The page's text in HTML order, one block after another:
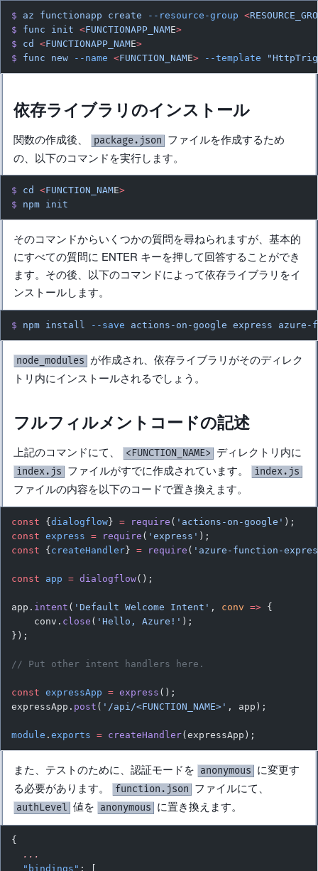
$ az functionapp create --resource-group <
$ func init <FUNCTIONAPP_NAME>
$ cd <FUNCTIONAPP_NAME>
$ func new --name <FUNCTION_NAME> --template
依存ライブラリのインストール
関数の作成後、 package.json
ファイルを作成するため
の、以下のコマンドを実行します。
$ cd <FUNCTION_NAME>
$ npm init
そのコマンドからいくつかの質問を尋ねられますが、基本的
にすべての質問に ENTER キーを押して回答することができ
ます。その後、以下のコマンドによって依存ライブラリをイ
ンストールします。
$ npm install --save actions-on-google express azure-
node_modules
が作成され、依存ライブラリがそのディレク
トリ内にインストールされるでしょう。
フルフィルメントコードの記述
上記のコマンドにて、 <FUNCTION_NAME> ディレクトリ内に
index.js ファイルがすでに作成されています。 index.js
ファイルの内容を以下のコードで置き換えます。
const {dialogflow} = require ( 'actions-on-google' );
const express = require ( 'express' );
const {createHandler} = require ( 'azure-function-
const app = dialogflow();
app. intent ( 'Default Welcome Intent' , conv => {
    conv.
close ( 'Hello, Azure!' );
});
// Put other intent handlers here.
const expressApp = express ();
expressApp. post ( '/api/<FUNCTION_NAME>' , app);
module .exports = createHandler(expressApp);
また、テストのために、認証モードを anonymous
に変更す
る必要があります。
function.json ファイルにて、
authLevel 値を anonymous に置き換えます。
{
  ...
  "bindings"
: [